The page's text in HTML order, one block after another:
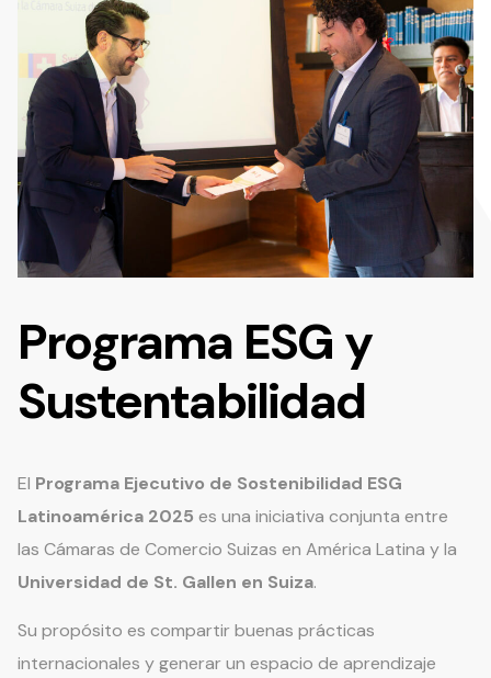
Programa ESG y
Sustentabilidad
El Programa Ejecutivo de Sostenibilidad ESG
Latinoamérica 2025 es una iniciativa conjunta entre
las Cámaras de Comercio Suizas en América Latina y la
Universidad de St. Gallen en Suiza.
Su propósito es compartir buenas prácticas
internacionales y generar un espacio de aprendizaje